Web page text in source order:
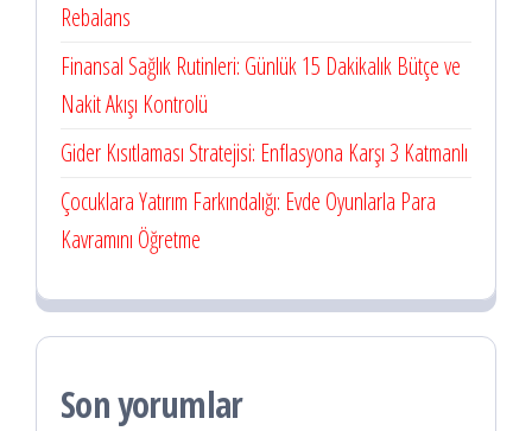
Rebalans
Finansal Sağlık Rutinleri: Günlük 15 Dakikalık Bütçe ve
Nakit Akışı Kontrolü
Gider Kısıtlaması Stratejisi: Enflasyona Karşı 3 Katmanlı
Çocuklara Yatırım Farkındalığı: Evde Oyunlarla Para
Kavramını Öğretme
Son yorumlar